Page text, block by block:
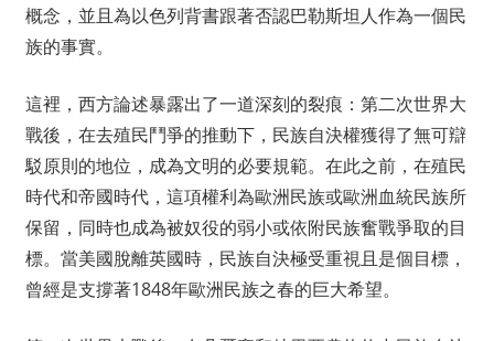
概念，並且為以色列背書跟著否認巴勒斯坦人作為一個民
族的事實。
這裡，西方論述暴露出了一道深刻的裂痕：第二次世界大
戰後，在去殖民鬥爭的推動下，民族自決權獲得了無可辯
駁原則的地位，成為文明的必要規範。在此之前，在殖民
時代和帝國時代，這項權利為歐洲民族或歐洲血統民族所
保留，同時也成為被奴役的弱小或依附民族奮戰爭取的目
標。當美國脫離英國時，民族自決極受重視且是個目標，
曾經是支撐著1848年歐洲民族之春的巨大希望。